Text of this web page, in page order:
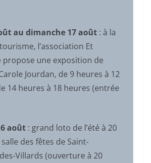
au dimanche 17 août : à la
l’association Et
propose une exposition de
Jourdan, de 9 heures à 12
14 heures à 18 heures (entrée
août: grand loto de l’été à 20
des fêtes de Saint-
Villards (ouverture à 20